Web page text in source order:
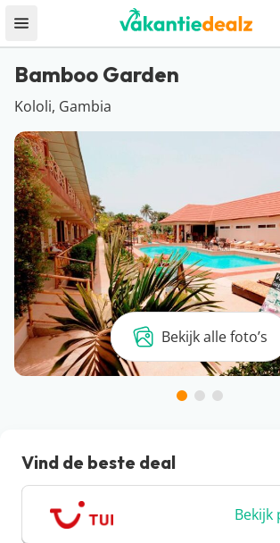
Open menu
Bamboo Garden
Kololi, Gambia
Bekijk alle foto’s
Vind de beste deal
Bekijk